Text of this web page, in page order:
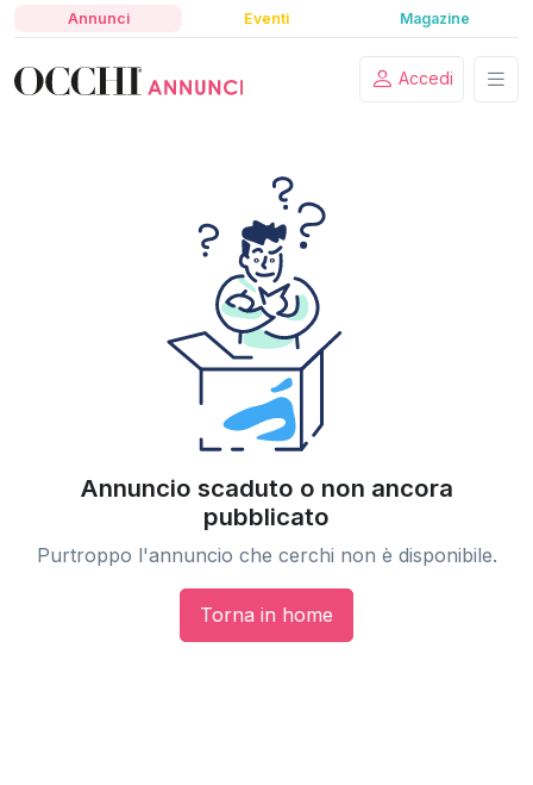
Annunci Eventi Magazine
Accedi
Annuncio scaduto o non ancora
pubblicato
Purtroppo l'annuncio che cerchi non è disponibile.
Torna in home